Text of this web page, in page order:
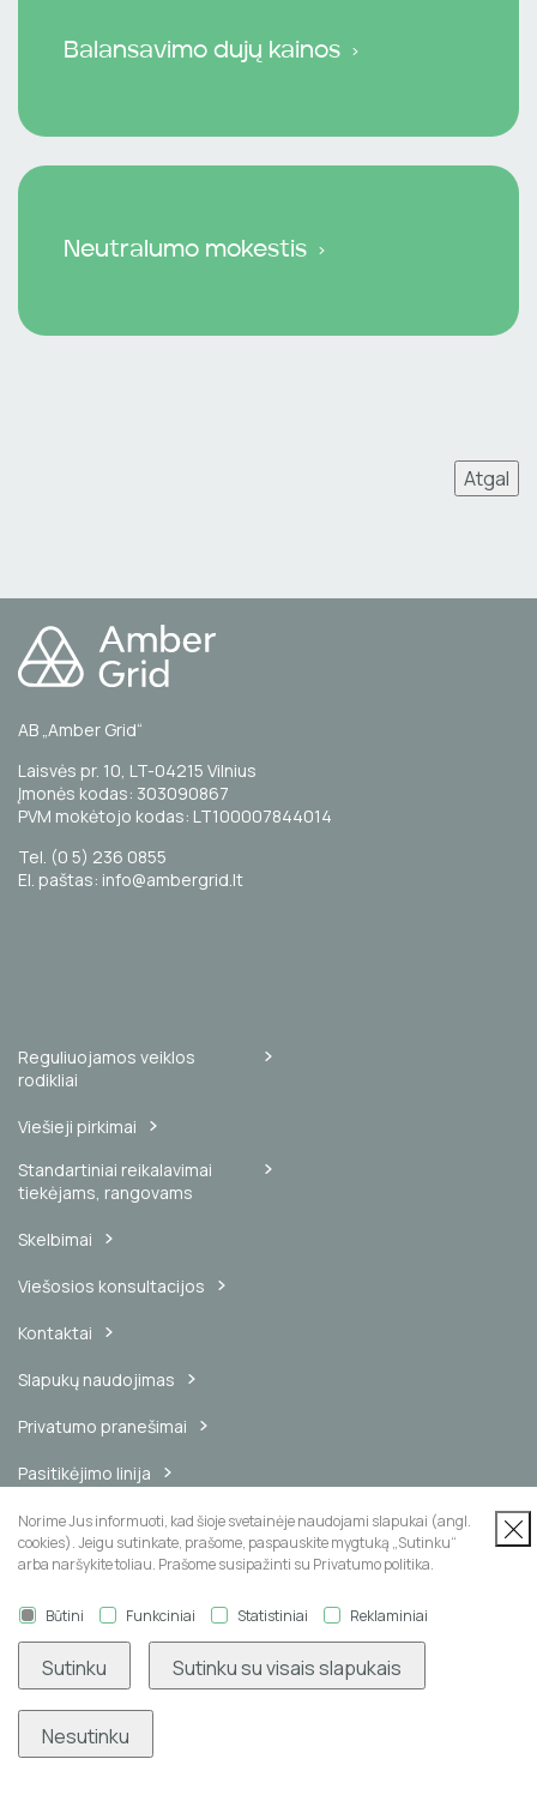
Balansavimo dujų kainos
Neutralumo mokestis
Atgal
AB „Amber Grid“
Laisvės pr. 10, LT-04215 Vilnius
Įmonės kodas: 303090867
PVM mokėtojo kodas: LT100007844014
Tel. (0 5) 236 0855
El. paštas: info@ambergrid.lt
Reguliuojamos veiklos
rodikliai
Viešieji pirkimai
Standartiniai reikalavimai
tiekėjams, rangovams
Skelbimai
Viešosios konsultacijos
Kontaktai
Slapukų naudojimas
Privatumo pranešimai
Pasitikėjimo linija
Vidinis pranešimų kanalas
Naujienų prenumerata
Norime Jus informuoti, kad šioje svetainėje naudojami slapukai (angl.
cookies). Jeigu sutinkate, prašome, paspauskite mygtuką „Sutinku“
arba naršykite toliau. Prašome susipažinti su Privatumo politika.
Būtini Funkciniai Statistiniai Reklaminiai
Sutinku Sutinku su visais slapukais
Nesutinku